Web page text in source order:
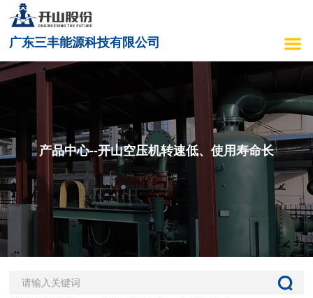
广东三丰能源科技有限公司
产品中心--开山空压机转速低、使用寿命长